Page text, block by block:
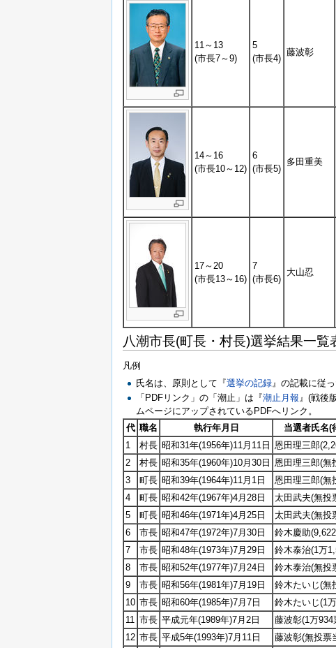
11～13
(市長7～9)
5
(市長4)
藤波彰
14～16
(市長10～12)
6
(市長5)
多田重美
17～20
(市長13～16)
7
(市長6)
大山忍
八潮市長(町長・村長)選挙結果一
凡例
氏名は、原則として『選挙の記録』の記載に従
「PDFリンク」の「潮止」は『潮止月報 』(戦後
ムページにアップされているPDFへリンク。
代 職名 執行年月日 当選者氏名(
1
村長 昭和31年(1956年)11月11日 恩田理三郎
2
村長 昭和35年(1960年)10月30日 恩田理三郎(無
3
町長 昭和39年(1964年)11月1日 恩田理三郎(無
4
町長 昭和42年(1967年)4月28日 太田武夫(無投
5
町長 昭和46年(1971年)4月25日 太田武夫(無投
6
市長 昭和47年(1972年)7月30日 鈴木慶助
7
市長 昭和48年(1973年)7月29日 鈴木泰治(1万
8
市長 昭和52年(1977年)7月24日 鈴木泰治(無投
9
市長 昭和56年(1981年)7月19日 鈴木たいじ(無
10 市長 昭和60年(1985年)7月7日 鈴木たいじ(1
11
市長 平成元年(1989年)7月2日 藤波彰(1万934
12 市長 平成5年(1993年)7月11日 藤波彰(無投票